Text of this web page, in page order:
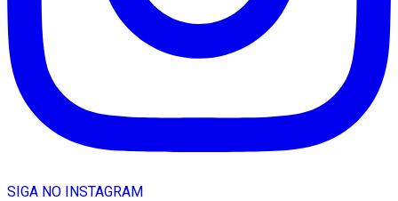
SIGA NO INSTAGRAM